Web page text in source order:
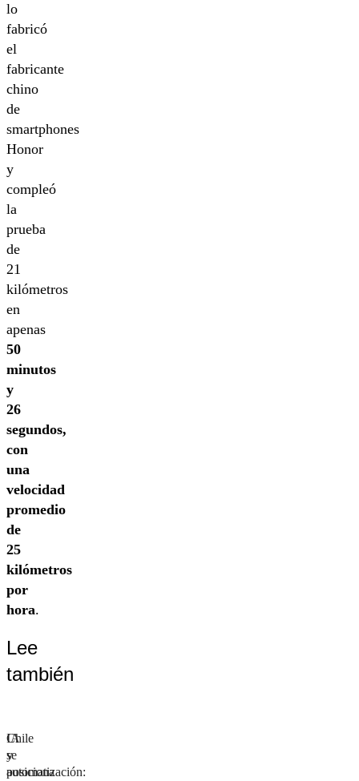
lo
fabricó
el
fabricante
chino
de
smartphones
Honor
y
compleó
la
prueba
de
21
kilómetros
en
apenas
50
minutos
y
26
segundos,
con
una
velocidad
promedio
de
25
kilómetros
por
hora.
Lee
también
IA
y
automatización:
Chile
se
posiciona